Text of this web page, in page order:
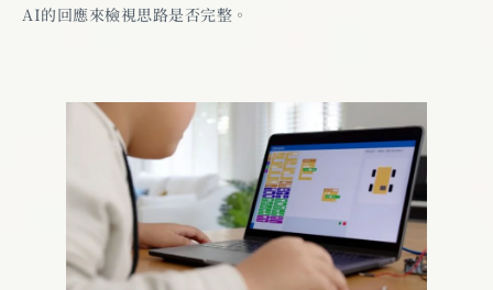
AI的回應來檢視思路是否完整。